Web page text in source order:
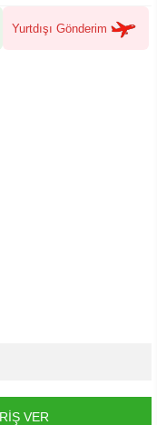
Yurtdışı Gönderim
VER